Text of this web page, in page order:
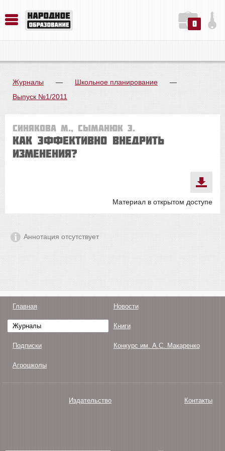
0
Журналы — Школьное планирование
—
Выпуск №1/2011
Синякова М., Сыманюк Э.
Как эффективно внедрить
изменения?
Материал в открытом доступе
Аннотация отсутствует
Главная Новости
Журналы Книги
Подписки Конкурс им. А.С. Макаренко
Агрошколы
Издательство Контакты